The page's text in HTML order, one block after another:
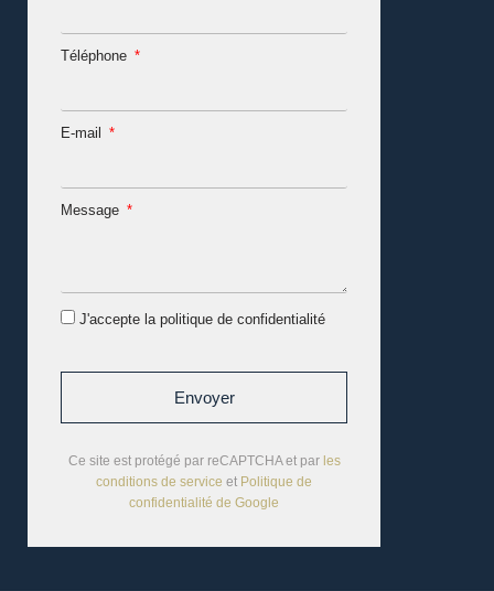
Téléphone
E-mail
Message
J'accepte la politique de confidentialité
Envoyer
Ce site est protégé par reCAPTCHA et par les
conditions de service et Politique de
confidentialité de Google